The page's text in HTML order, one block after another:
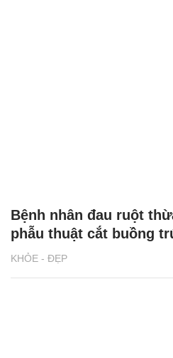
KHỎE - ĐẸP
Bệnh nhân đau ruột
phẫu thuật cắt buồng